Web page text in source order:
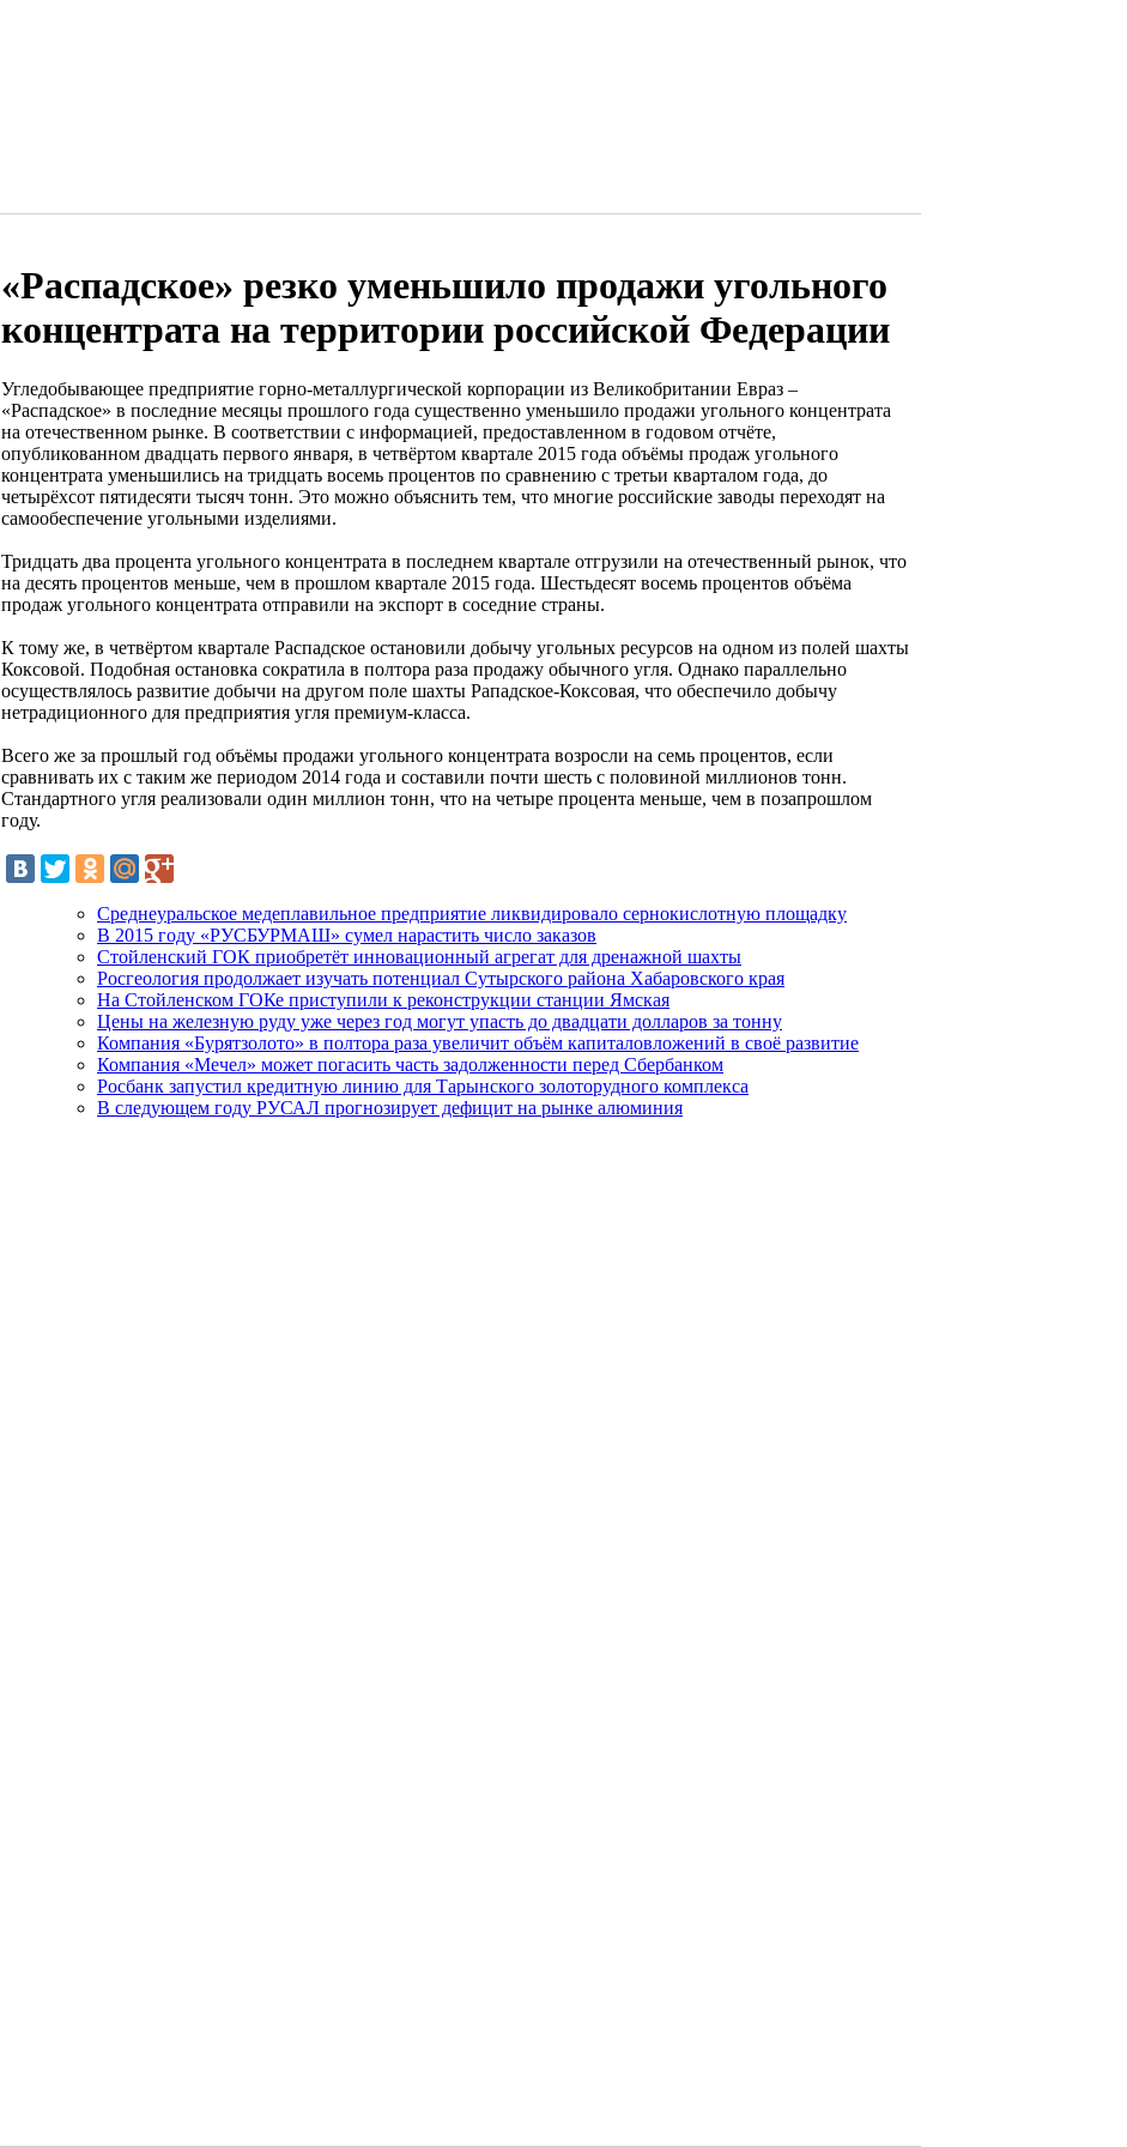
«Распадское» резко уменьшило продажи угольного
концентрата на территории российской Федерации
Угледобывающее предприятие горно-металлургической корпорации из Великобритании Евраз –
«Распадское» в последние месяцы прошлого года существенно уменьшило продажи угольного концентрата
на отечественном рынке. В соответствии с информацией, предоставленном в годовом отчёте,
опубликованном двадцать первого января, в четвёртом квартале 2015 года объёмы продаж угольного
концентрата уменьшились на тридцать восемь процентов по сравнению с третьи кварталом года, до
четырёхсот пятидесяти тысяч тонн. Это можно объяснить тем, что многие российские заводы переходят на
самообеспечение угольными изделиями.
Тридцать два процента угольного концентрата в последнем квартале отгрузили на отечественный рынок, что
на десять процентов меньше, чем в прошлом квартале 2015 года. Шестьдесят восемь процентов объёма
продаж угольного концентрата отправили на экспорт в соседние страны.
К тому же, в четвёртом квартале Распадское остановили добычу угольных ресурсов на одном из полей шахты
Коксовой. Подобная остановка сократила в полтора раза продажу обычного угля. Однако параллельно
осуществлялось развитие добычи на другом поле шахты Рападское-Коксовая, что обеспечило добычу
нетрадиционного для предприятия угля премиум-класса.
Всего же за прошлый год объёмы продажи угольного концентрата возросли на семь процентов, если
сравнивать их с таким же периодом 2014 года и составили почти шесть с половиной миллионов тонн.
Стандартного угля реализовали один миллион тонн, что на четыре процента меньше, чем в позапрошлом
году.
Среднеуральское медеплавильное предприятие ликвидировало сернокислотную площадку
В 2015 году «РУСБУРМАШ» сумел нарастить число заказов
Стойленский ГОК приобретёт инновационный агрегат для дренажной шахты
Росгеология продолжает изучать потенциал Сутырского района Хабаровского края
На Стойленском ГОКе приступили к реконструкции станции Ямская
Цены на железную руду уже через год могут упасть до двадцати долларов за тонну
Компания «Бурятзолото» в полтора раза увеличит объём капиталовложений в своё развитие
Компания «Мечел» может погасить часть задолженности перед Сбербанком
Росбанк запустил кредитную линию для Тарынского золоторудного комплекса
В следующем году РУСАЛ прогнозирует дефицит на рынке алюминия